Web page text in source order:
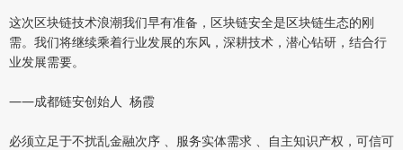
这次区块链技术浪潮我们早有准备，区块链安全是区块链生态的刚
需。我们将继续乘着行业发展的东风，深耕技术，潜心钻研，结合行
业发展需要。
——成都链安创始人 杨霞
必须立足于不扰乱金融次序 、服务实体需求 、自主知识产权，可信可